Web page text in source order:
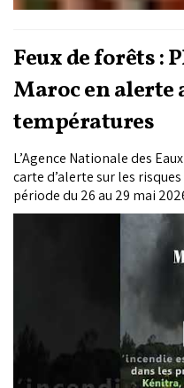
Feux de forêts :
Maroc en alerte
températures
L’Agence Nationale des
carte d’alerte sur les
période du 26 au 29 mai
modèles scientifiques
et les conditions topo-